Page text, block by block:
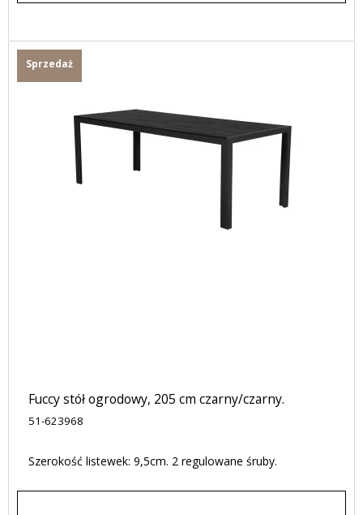
Sprzedaż
Fuccy stół ogrodowy, 205 cm czarny/czarny.
51-623968
Szerokość listewek: 9,5cm. 2 regulowane śruby.